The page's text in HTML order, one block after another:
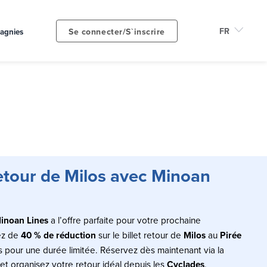
Se connecter/S`inscrire
de Milos avec Minoan
Linesa l’offre parfaite pour votre prochaine
de 40 % de réduction sur le billet retour de Milosau Pirée
une durée limitée. Réservez dès maintenant via la
et organisez votre retour idéal depuis lesCyclades.